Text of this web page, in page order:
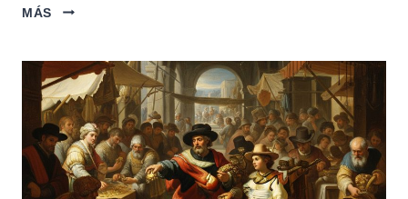
MÁS
LAS